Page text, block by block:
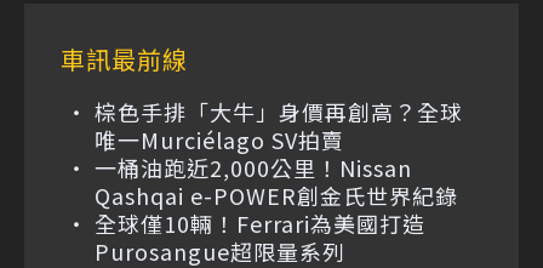
車訊最前線
棕色手排「大牛」身價再創高？全球
唯一Murciélago SV拍賣
一桶油跑近2,000公里！Nissan
Qashqai e-POWER創金氏世界紀錄
全球僅10輛！Ferrari為美國打造
Purosangue超限量系列